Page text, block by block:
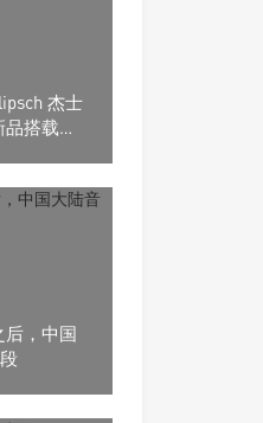
杰士
搭载硬
后，中国